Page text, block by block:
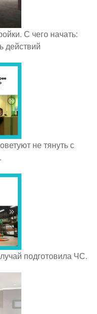
С чего начать:
действий
не тянуть с
подготовила ЧС.